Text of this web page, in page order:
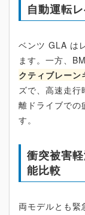
自動運転
ベンツ GLA は
ます。一方、
クティブレーン
ズで、高速走
離ドライブでの
す。
衝突被害
能比較
両モデルとも緊